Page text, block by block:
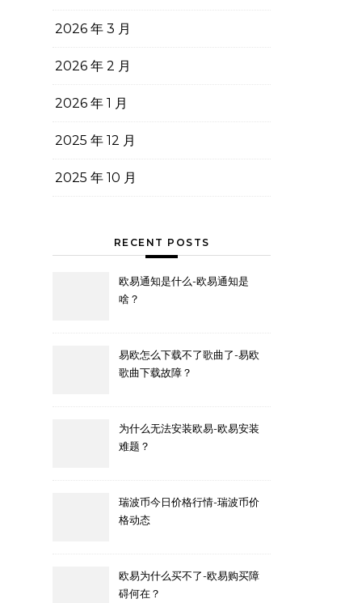
2026 年 3 月
2026 年 2 月
2026 年 1 月
2025 年 12 月
2025 年 10 月
RECENT POSTS
欧易通知是什么-欧易通知是
啥？
易欧怎么下载不了歌曲了-易欧
歌曲下载故障？
为什么无法安装欧易-欧易安装
难题？
瑞波币今日价格行情-瑞波币价
格动态
欧易为什么买不了-欧易购买障
碍何在？